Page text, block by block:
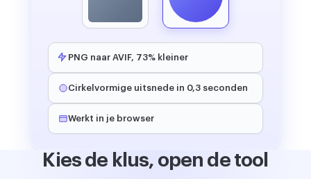
PNG naar AVIF, 73% kleiner
Cirkelvormige uitsnede in 0,3 seconden
Werkt in je browser
Kies de klus, open de tool